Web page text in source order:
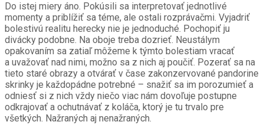
Do istej miery áno. Pokúsili sa interpretovať jednotlivé
momenty a priblížiť sa téme, ale ostali rozprávačmi. Vyjadriť
bolestivú realitu herecky nie je jednoduché. Pochopiť ju
divácky podobne. Na oboje treba dozrieť. Neustálym
opakovaním sa zatiaľ môžeme k týmto bolestiam vracať
a uvažovať nad nimi, možno sa z nich aj poučiť. Pozerať sa na
tieto staré obrazy a otvárať v čase zakonzervované pandorine
skrinky je každopádne potrebné – snažiť sa im porozumieť a
odniesť si z nich vždy niečo viac nám dovoľuje postupne
odkrajovať a ochutnávať z koláča, ktorý je tu trvalo pre
všetkých. Nažraných aj nenažraných.